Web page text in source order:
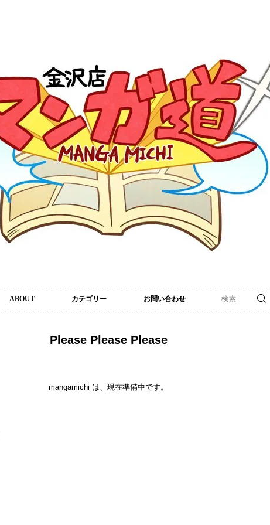
ABOUT カテゴリー お問い合わせ
Please Please Please
mangamichi は、現在準備中です。